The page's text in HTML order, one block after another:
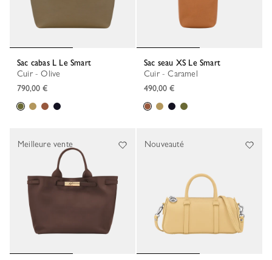
Sac cabas L Le Smart
Cuir - Olive
790,00 €
Sac seau XS Le Smart
Cuir - Caramel
490,00 €
Meilleure vente Nouveauté